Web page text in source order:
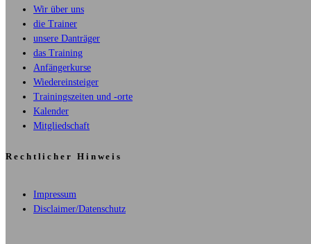
Wir über uns
die Trainer
unsere Danträger
das Training
Anfängerkurse
Wiedereinsteiger
Trainingszeiten und -orte
Kalender
Mitgliedschaft
Rechtlicher Hinweis
Impressum
Disclaimer/Datenschutz